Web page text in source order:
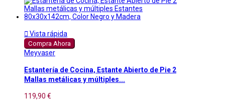
 Vista rápida
Compra Ahora
Meyvaser
Estantería de Cocina, Estante Abierto de Pie 2
Mallas metálicas y múltiples...
119,90 €